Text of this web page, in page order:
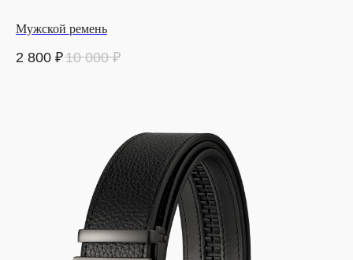
Мужской ремень
2 800 ₽10 000 ₽